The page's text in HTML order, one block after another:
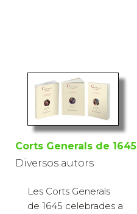
Corts Generals de 1645
Diversos autors
Les Corts Generals
de 1645 celebrades a